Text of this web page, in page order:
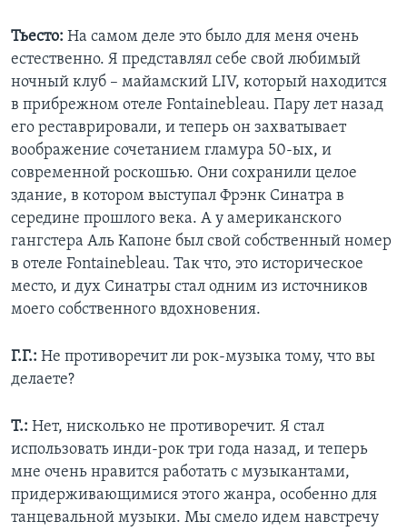
Тьесто: На самом деле это было для меня очень
естественно. Я представлял себе свой любимый
ночный клуб – майамский LIV, который находится
в прибрежном отеле Fontainebleau. Пару лет назад
его реставрировали, и теперь он захватывает
воображение сочетанием гламура 50-ых, и
современной роскошью. Они сохранили целое
здание, в котором выступал Фрэнк Синатра в
середине прошлого века. А у американского
гангстера Аль Капоне был свой собственный номер
в отеле Fontainebleau. Так что, это историческое
место, и дух Синатры стал одним из источников
моего собственного вдохновения.
Г.Г.: Не противоречит ли рок-музыка тому, что вы
делаете?
Т.: Нет, нисколько не противоречит. Я стал
использовать инди-рок три года назад, и теперь
мне очень нравится работать с музыкантами,
придерживающимися этого жанра, особенно для
танцевальной музыки. Мы смело идем навстречу